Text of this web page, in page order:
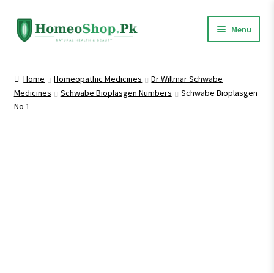
Skip
to
Skip
to
Menu
Shop All
Home Homeopathic Medicines
Dr Willmar Schwabe
Medicines
Schwabe Bioplasgen Numbers
Schwabe Bioplasgen
No 1